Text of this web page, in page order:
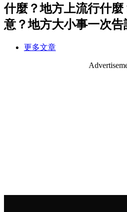
什麼？地方上流行什
意？地方大小事一次告
更多文章